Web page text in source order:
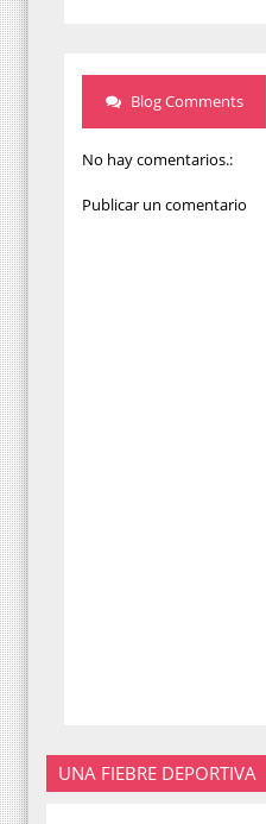
Blog Comments
No hay comentarios.:
Publicar un comentario
UNA FIEBRE DEPORTIVA